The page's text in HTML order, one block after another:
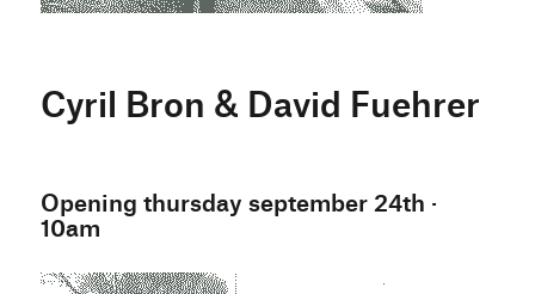
Cyril Bron & David Fuehrer
Opening thursday september 24th ·
10am